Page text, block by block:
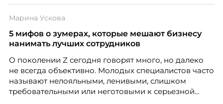
Марина Ускова
5 мифов о зумерах, которые мешают бизнесу
нанимать лучших сотрудников
О поколении Z сегодня говорят много, но далеко
не всегда объективно. Молодых специалистов часто
называют нелояльными, ленивыми, слишком
требовательными или неготовыми к серьезной